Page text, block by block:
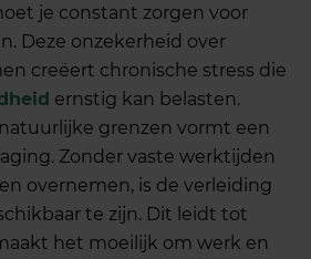
je constant zorgen voor
Deze onzekerheid over
creëert chronische stress die
ernstig kan belasten.
grenzen vormt een
Zonder vaste werktijden
overnemen, is de verleiding
te zijn. Dit leidt tot
het moeilijk om werk en